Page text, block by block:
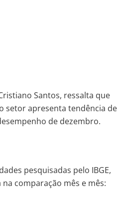
Santos, ressalta que
setor apresenta tendência de
de dezembro.
pesquisadas pelo IBGE,
comparação mês e mês: